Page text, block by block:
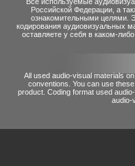
Российской Федерации, а
ознакомительными целями.
кодирования аудиовизуальных
оставляете у себя в каком-
All used audio-visual materials
conventions. You can use
product. Coding format used
audio-